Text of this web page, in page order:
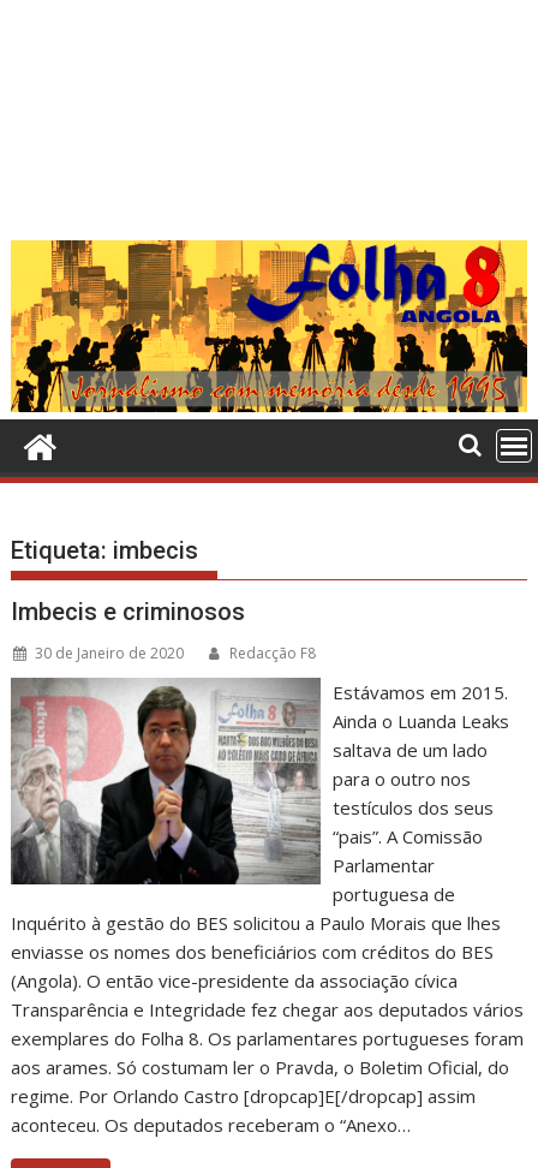
Etiqueta: imbecis
Imbecis e criminosos
30 de Janeiro de 2020 Redacção F8
Estávamos em 2015.
Ainda o Luanda Leaks
saltava de um lado
para o outro nos
testículos dos seus
“pais”. A Comissão
Parlamentar
portuguesa de
Inquérito à gestão do BES solicitou a Paulo Morais que lhes
enviasse os nomes dos beneficiários com créditos do BES
(Angola). O então vice-presidente da associação cívica
Transparência e Integridade fez chegar aos deputados vários
exemplares do Folha 8. Os parlamentares portugueses foram
aos arames. Só costumam ler o Pravda, o Boletim Oficial, do
regime. Por Orlando Castro [dropcap]E[/dropcap] assim
aconteceu. Os deputados receberam o “Anexo…